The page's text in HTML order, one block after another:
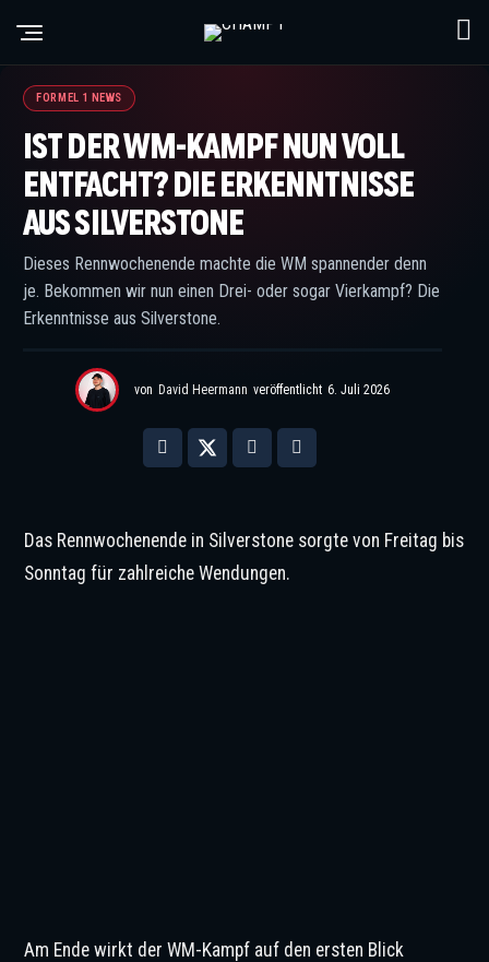
FORMEL 1 NEWS
IST DER WM-KAMPF NUN VOLL
ENTFACHT? DIE ERKENNTNISSE
AUS SILVERSTONE
Dieses Rennwochenende machte die WM spannender denn
je. Bekommen wir nun einen Drei- oder sogar Vierkampf? Die
Erkenntnisse aus Silverstone.
von David Heermann veröffentlicht 6. Juli 2026
Das Rennwochenende in Silverstone sorgte von Freitag bis
Sonntag für zahlreiche Wendungen.
Am Ende wirkt der WM-Kampf auf den ersten Blick